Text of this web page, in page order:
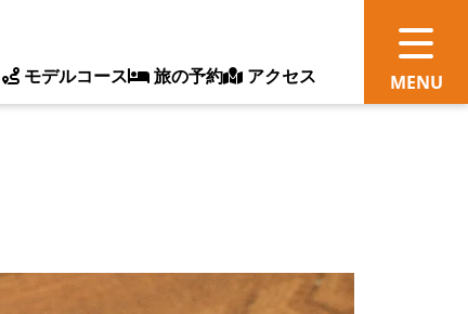
モデルコース 旅の予約 アクセス